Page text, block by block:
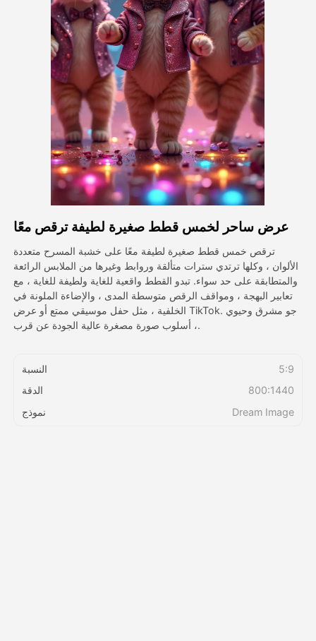
فيديو الصورة الرمزية
فيديو AI
صور منظمة العفو الدولية
أدوات أخرى
شاهد جميع القوالب
الاستعراض
المدونة
API
عرض ساحر لخمس قطط صغيرة لطيفة ترقص معًا
ترقص خمس قطط صغيرة لطيفة معًا على خشبة المسرح متعددة
الألوان ، وكلها ترتدي سترات متألقة وروابط وغيرها من الملابس الرائعة
والمتطابقة على حد سواء. تبدو القطط واقعية للغاية ولطيفة للغاية ، مع
تعابير البهجة ، ومواقف الرقص متوسطة المدى ، والإضاءة الملونة في
الخلفية ، مثل حفل موسيقي ممتع أو عرض TikTok. جو مشرق وحيوي
، أسلوب صورة مصغرة عالية الجودة عن قرب.
النسبة
5:9
الدقة
800:1440
نموذج
Dream Image